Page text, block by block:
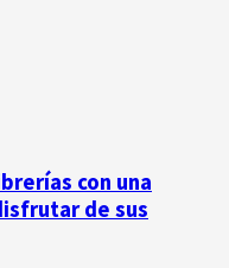
con una
de sus